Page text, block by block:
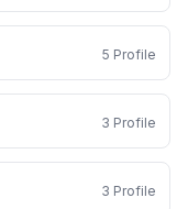
5 Profile
3 Profile
3 Profile